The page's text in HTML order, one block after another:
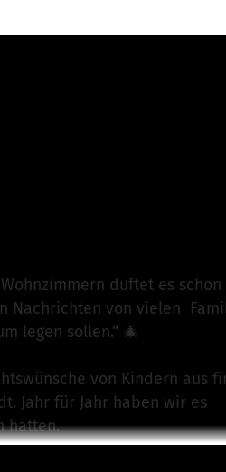
duftet es schon
Nachrichten von vielen
legen sollen.“ 🎄
von Kindern aus
Jahr für Jahr haben wir es
hatten.